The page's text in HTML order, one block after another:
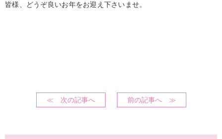
皆様、どうぞ良いお年をお迎え下さいませ。
≪ 次の記事へ 前の記事へ ≫